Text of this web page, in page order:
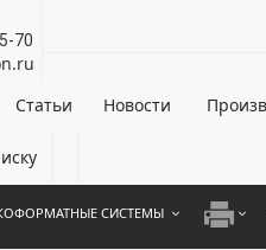
70
Статьи Новости
списку
СИСТЕМЫ